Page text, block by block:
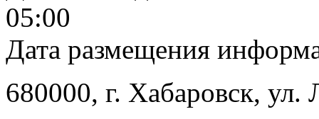
05:00
Дата размещения
680000, г. Хабаровск, ул.